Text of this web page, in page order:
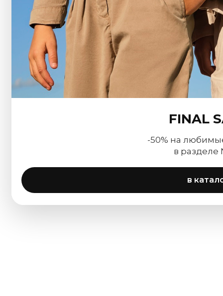
FINAL
-50% на
в разделе
в